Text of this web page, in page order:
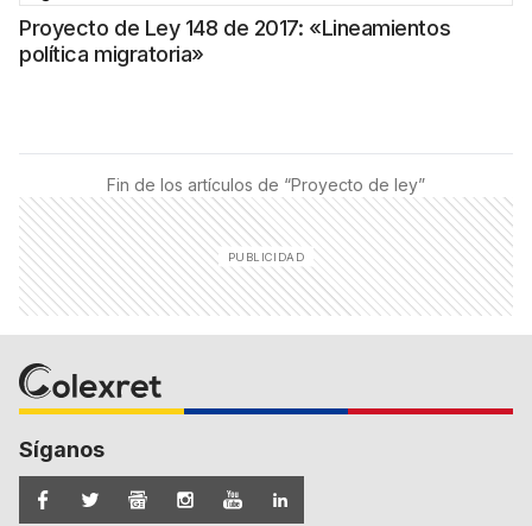
Proyecto de Ley 148 de 2017: «Lineamientos
política migratoria»
Fin de los artículos de “Proyecto de ley”
Síganos